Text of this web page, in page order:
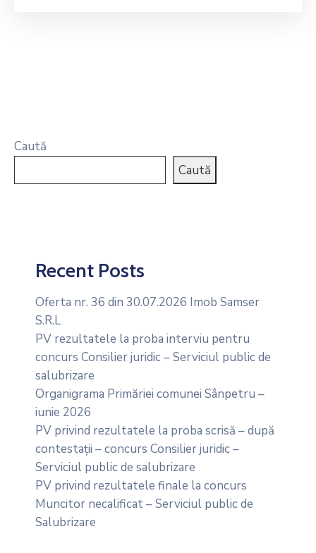
Caută
Caută
Recent Posts
Oferta nr. 36 din 30.07.2026 Imob Samser
S.R.L
PV rezultatele la proba interviu pentru
concurs Consilier juridic – Serviciul public de
salubrizare
Organigrama Primăriei comunei Sânpetru –
iunie 2026
PV privind rezultatele la proba scrisă – după
contestații – concurs Consilier juridic –
Serviciul public de salubrizare
PV privind rezultatele finale la concurs
Muncitor necalificat – Serviciul public de
Salubrizare